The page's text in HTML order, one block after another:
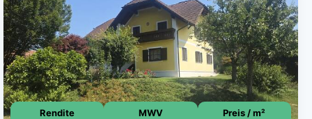
Rendite MWV Preis / m²